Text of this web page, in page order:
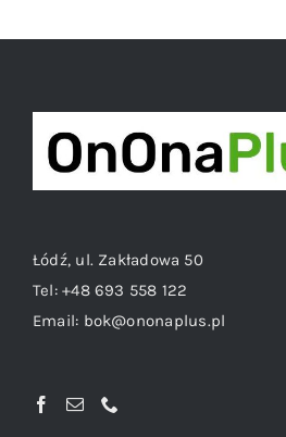
Łódź, ul. Zakładowa 50
Tel:+48 693 558 122
Email: bok@ononaplus.pl